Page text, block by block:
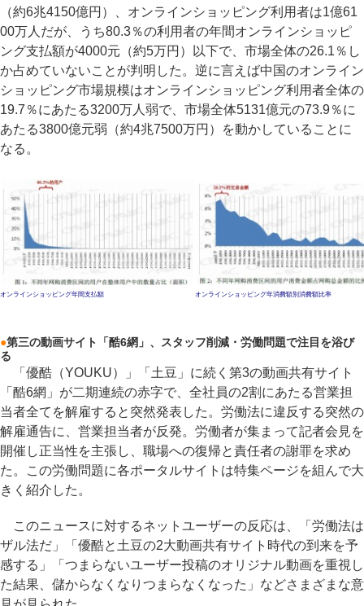
（約6兆4150億円）、オンラインショッピング利用者は1億61
00万人だが、うち80.3％の利用者の年間オンラインショッピ
ング支払額が4000元（約5万円）以下で、市場全体の26.1％し
か占めていないことが判明した。逆に言えば中国のオンライン
ショッピング市場規模はオンラインショッピング利用者全体の
19.7％にあたる3200万人弱で、市場全体5131億元の73.9％に
あたる3800億元弱（約4兆7500万円）を動かしていることに
なる。
オンラインショッピング年間支払額 オンラインショッピング年消費額別消費額比率
●第三の動画サイト「酷6網」、スタッフ削減・労働問題で注目を浴び
る
「優酷（YOUKU）」「土豆」に続く第3の動画共有サイト
「酷6網」が二期連続の赤字で、全社員の2割にあたる営業担
当者全てを解雇すると突然発表した。労働法に違反する突然の
解雇通告に、営業担当者が反発。労働者が集まって記者会見を
開催し正当性を主張し、職場への復帰と責任者の謝罪を求め
た。この労働問題に各ポータルサイトは特集ページを組んで大
きく紹介した。
このニュースに対するネットユーザーの反応は、「労働法は
ザル法だ」「優酷と土豆の2大動画共有サイト時代の到来を予
感する」「つまらないユーザー投稿のオリジナル動画を重視し
た結果、儲からなくなりつまらなくなった」などさまざまな意